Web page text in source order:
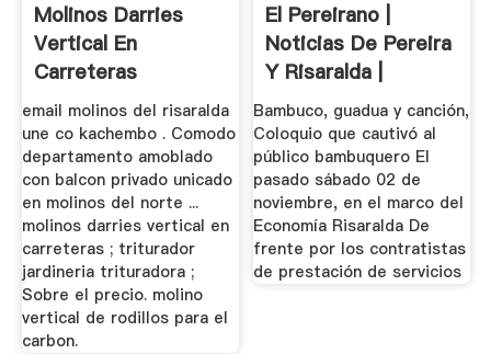
Molinos Darries
Vertical En
Carreteras
email molinos del risaralda
une co kachembo . Comodo
departamento amoblado
con balcon privado unicado
en molinos del norte ...
molinos darries vertical en
carreteras ; triturador
jardineria trituradora ;
Sobre el precio. molino
vertical de rodillos para el
carbon.
El Pereirano |
Noticias De Pereira
Y Risaralda |
Economía ...
Bambuco, guadua y canción,
Coloquio que cautivó al
público bambuquero El
pasado sábado 02 de
noviembre, en el marco del
Economía Risaralda De
frente por los contratistas
de prestación de servicios